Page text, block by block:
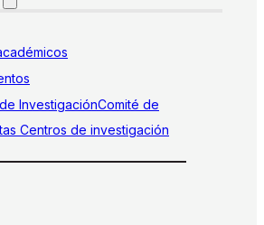
InvestigaciónComité de
Centros de investigación